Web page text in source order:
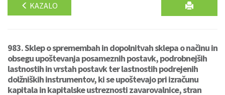
KAZALO
983. Sklep o spremembah in dopolnitvah sklepa o načinu in
obsegu upoštevanja posameznih postavk, podrobnejših
lastnostih in vrstah postavk ter lastnostih podrejenih
dolžniških instrumentov, ki se upoštevajo pri izračunu
kapitala in kapitalske ustreznosti zavarovalnice, stran